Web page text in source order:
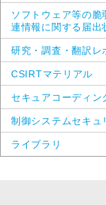
ソフトウェア等の脆
連情報に関する届出
研究・調査・翻訳レ
CSIRTマテリアル
セキュアコーディン
制御システムセキュ
ライブラリ